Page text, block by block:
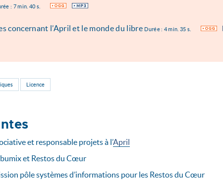
: 7 min. 40 s. OGG MP3
concernant l’April et le monde du libre Durée : 4 min. 35 s. OGG
Licence
et responsable projets à l’April
et Restos du Cœur
pôle systèmes d’informations pour les Restos du Cœur